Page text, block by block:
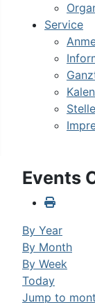
Service
Events
By Year
By Month
By Week
Today
Jump to